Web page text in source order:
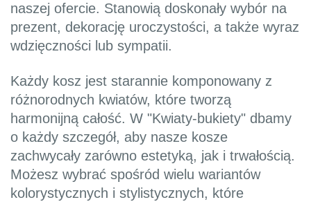
naszej ofercie. Stanowią doskonały wybór na
prezent, dekorację uroczystości, a także wyraz
wdzięczności lub sympatii.
Każdy kosz jest starannie komponowany z
różnorodnych kwiatów, które tworzą
harmonijną całość. W "Kwiaty-bukiety" dbamy
o każdy szczegół, aby nasze kosze
zachwycały zarówno estetyką, jak i trwałością.
Możesz wybrać spośród wielu wariantów
kolorystycznych i stylistycznych, które